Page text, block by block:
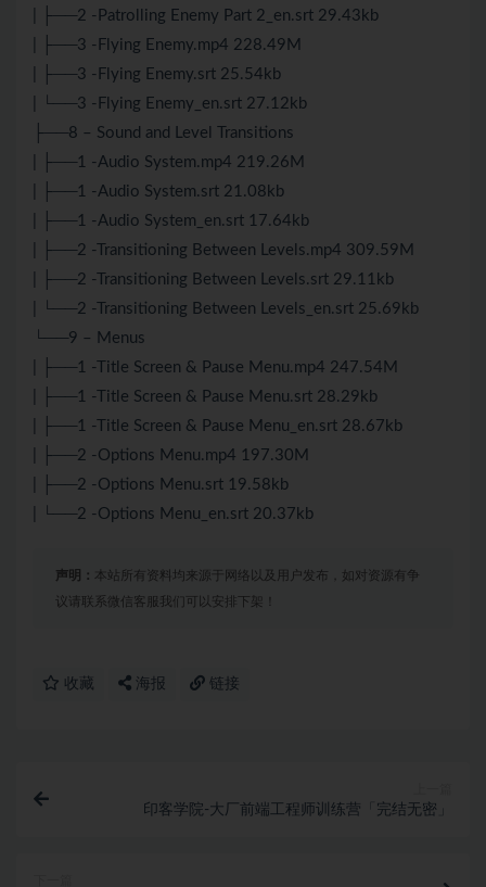
| ├──2 -Patrolling Enemy Part 2_en.srt 29.43kb
| ├──3 -Flying Enemy.mp4 228.49M
| ├──3 -Flying Enemy.srt 25.54kb
| └──3 -Flying Enemy_en.srt 27.12kb
├──8 – Sound and Level Transitions
| ├──1 -Audio System.mp4 219.26M
| ├──1 -Audio System.srt 21.08kb
| ├──1 -Audio System_en.srt 17.64kb
| ├──2 -Transitioning Between Levels.mp4 309.59M
| ├──2 -Transitioning Between Levels.srt 29.11kb
| └──2 -Transitioning Between Levels_en.srt 25.69kb
└──9 – Menus
| ├──1 -Title Screen & Pause Menu.mp4 247.54M
| ├──1 -Title Screen & Pause Menu.srt 28.29kb
| ├──1 -Title Screen & Pause Menu_en.srt 28.67kb
| ├──2 -Options Menu.mp4 197.30M
| ├──2 -Options Menu.srt 19.58kb
| └──2 -Options Menu_en.srt 20.37kb
声明： 本站所有资料均来源于网络以及用户发布，如对资源有争
议请联系微信客服我们可以安排下架！
收藏 海报 链接
印客学院-大厂前端工程师训练营「完结无密」